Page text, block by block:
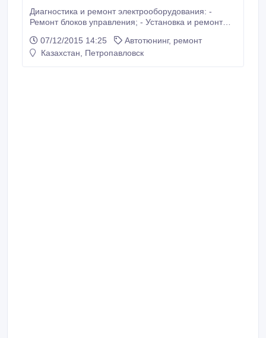
Диагностика и ремонт электрооборудования: -
Ремонт блоков управления; - Установка и ремонт
Компьютерная диагностика всех электрических
систем автомобилей различных марок европейского
07/12/2015 14:25
Автотюнинг, ремонт
Казахстан, Петропавловск